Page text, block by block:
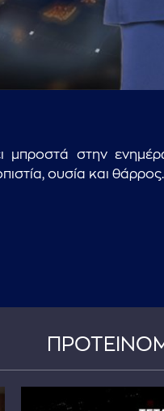
μπροστά στην
ουσία και